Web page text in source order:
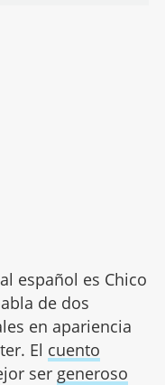
español es Chico
de dos
en apariencia
El cuento
ser generoso